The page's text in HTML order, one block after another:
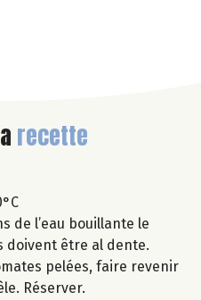
recette
de l’eau bouillante le
doivent être al dente.
pelées, faire revenir
Réserver.